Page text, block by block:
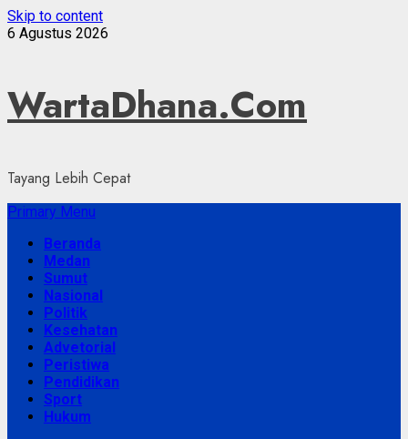
Skip to content
6 Agustus 2026
WartaDhana.Com
Tayang Lebih Cepat
Primary Menu
Beranda
Medan
Sumut
Nasional
Politik
Kesehatan
Advetorial
Peristiwa
Pendidikan
Sport
Hukum